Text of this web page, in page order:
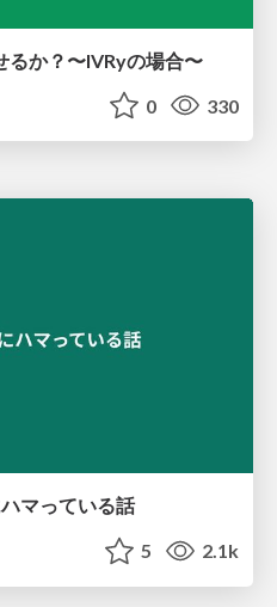
るか？〜IVRyの場合〜
0 330
マっている話
5 2.1k